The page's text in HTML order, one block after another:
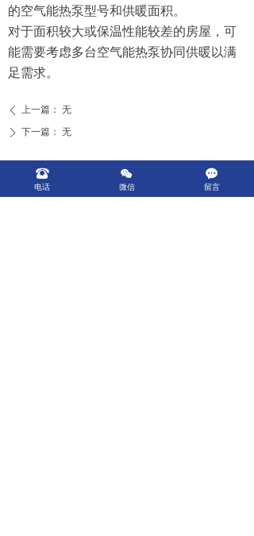
的空气能热泵型号和供暖面积。
对于面积较大或保温性能较差的房屋，可
能需要考虑多台空气能热泵协同供暖以满
足需求。
ꄴ 上一篇： 无
ꄲ 下一篇： 无
뀰
电话
너
微信
끁
留言